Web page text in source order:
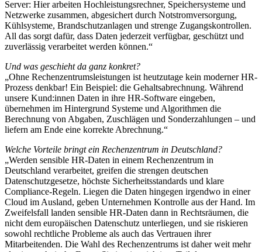
Server: Hier arbeiten Hochleistungsrechner, Speichersysteme und
Netzwerke zusammen, abgesichert durch Notstromversorgung,
Kühlsysteme, Brandschutzanlagen und strenge Zugangskontrollen.
All das sorgt dafür, dass Daten jederzeit verfügbar, geschützt und
zuverlässig verarbeitet werden können.“
Und was geschieht da ganz konkret?
„Ohne Rechenzentrumsleistungen ist heutzutage kein moderner HR-
Prozess denkbar! Ein Beispiel: die Gehaltsabrechnung. Während
unsere Kund:innen Daten in ihre HR-Software eingeben,
übernehmen im Hintergrund Systeme und Algorithmen die
Berechnung von Abgaben, Zuschlägen und Sonderzahlungen – und
liefern am Ende eine korrekte Abrechnung.“
Welche Vorteile bringt ein Rechenzentrum in Deutschland?
„Werden sensible HR-Daten in einem Rechenzentrum in
Deutschland verarbeitet, greifen die strengen deutschen
Datenschutzgesetze, höchste Sicherheitsstandards und klare
Compliance-Regeln. Liegen die Daten hingegen irgendwo in einer
Cloud im Ausland, geben Unternehmen Kontrolle aus der Hand. Im
Zweifelsfall landen sensible HR-Daten dann in Rechtsräumen, die
nicht dem europäischen Datenschutz unterliegen, und sie riskieren
sowohl rechtliche Probleme als auch das Vertrauen ihrer
Mitarbeitenden. Die Wahl des Rechenzentrums ist daher weit mehr